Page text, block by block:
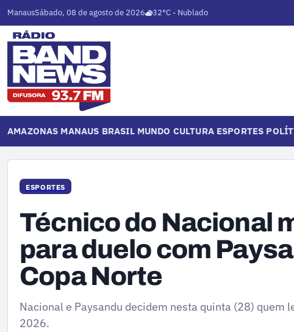
ManausSábado, 08 de agosto de 2026 32°C - Nublado
AMAZONAS MANAUS BRASIL MUNDO CULTURA ESPORTES
ESPORTES
Técnico do Nacional
para duelo com
Copa Norte
Nacional e Paysandu decidem nesta quinta (28) quem
2026.